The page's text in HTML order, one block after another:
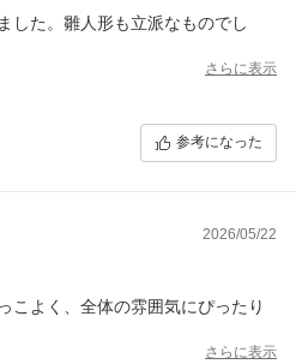
した。雛人形も立派なものでし
さらに表示
参考になった
2026/05/22
こよく、全体の雰囲気にぴったり
さらに表示